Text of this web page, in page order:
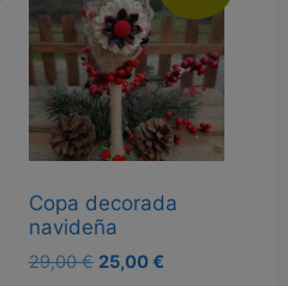
Copa decorada
navideña
29,00€ El
25,00€El